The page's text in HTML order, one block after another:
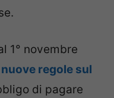
1° novembre
nuove regole sul
di pagare